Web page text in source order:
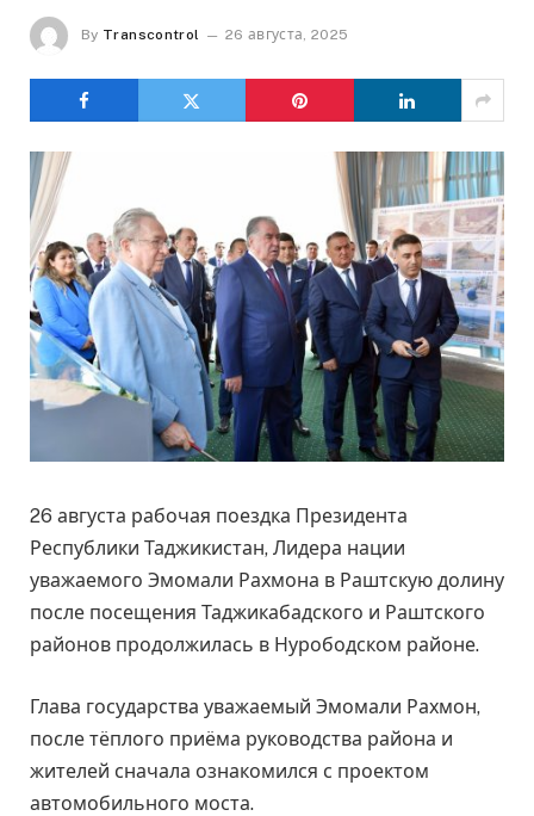
By Transcontrol 26 августа, 2025
26 августа рабочая поездка Президента
Республики Таджикистан, Лидера нации
уважаемого Эмомали Рахмона в Раштскую долину
после посещения Таджикабадского и Раштского
районов продолжилась в Нурободском районе.
Глава государства уважаемый Эмомали Рахмон,
после тёплого приёма руководства района и
жителей сначала ознакомился с проектом
автомобильного моста.